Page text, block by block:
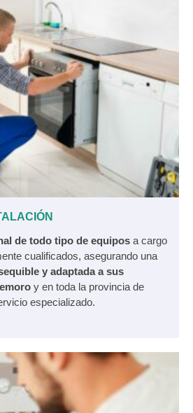
de todo tipo de equipos a cargo
cualificados, asegurando una
y adaptada a sus
y en toda la provincia de
especializado.